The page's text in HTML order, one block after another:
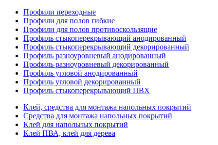
Профили переходные
Профили для полов гибкие
Профили для полов противоскользящие
Профиль стыкоперекрывающий анодированный
Профиль стыкоперекрывающий декорированный
Профиль разноуровневый анодированный
Профиль разноуровневый декорированный
Профиль угловой анодированный
Профиль угловой декорированный
Профиль стыкоперекрывающий ПВХ
Клей, средства для монтажа напольных покрытий
Средства для монтажа напольных покрытий
Клей для напольных покрытий
Клей ПВА, клей для дерева